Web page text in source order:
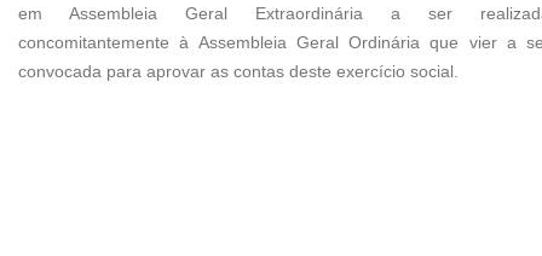
em Assembleia Geral Extraordinária a ser
concomitantemente à Assembleia Geral Ordinária que vier a
convocada para aprovar as contas deste exercício social.